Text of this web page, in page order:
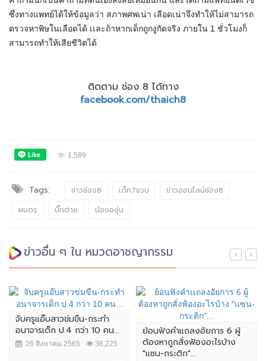
ซึ่งทางแพทย์ได้ให้ข้อมูลว่า สภาพศพเน่า เลือดเน่าจึงทำให้ไม่สามารถ
ตรวจหาพิษในเลือดได้ เเละถ้าหากเด็กถูกงูกัดจริง ภายใน 1 ชั่วโมงก็
สามารถทำให้เสียชีวิตได้
ติดตาม ช่อง 8 ได้ทาง
facebook.com/thaich8
1,589
Tags: ข่าวช่อง8 เด็ก7ขวบ
ข่าวออนไลน์ช่อง8
ผบตร
บิ๊กต่าย น้ององุ่น
ข่าวอื่น ๆ ใน หมวดอาชญากรรม
จับครูแอ๊บสาวข่มขืน-กระทำ
อนาจารเด็ก ป.4 กว่า 10 คน...
26 สิงหาคม 2565 36,225
ย้อนฟังคำเเถลงอัยการ 6 ผู้
ต้องหาถูกสั่งฟ้องอะไรบ้าง
"แซน-กระติก"...